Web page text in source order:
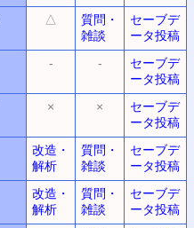
△
質問・
雑談
セーブデ
ータ投稿
- -
セーブデ
ータ投稿
× ×
セーブデ
ータ投稿
改造・
解析
質問・
雑談
セーブデ
ータ投稿
改造・
解析
質問・
雑談
セーブデ
ータ投稿